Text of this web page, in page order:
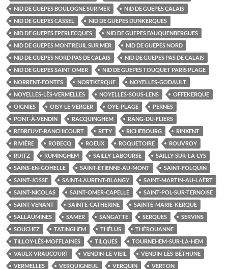
NID DE GUEPES BOULOGNE SUR MER
NID DE GUEPES CALAIS
NID DE GUEPES CASSEL
NID DE GUEPES DUNKERQUES
NID DE GUEPES EPERLECQUES
NID DE GUEPES FAUQUENBERGUES
NID DE GUEPES MONTREUIL SUR MER
NID DE GUEPES NORD
NID DE GUEPES NORD PAS DE CALAIS
NID DE GUEPES PAS DE CALAIS
NID DE GUEPES SAINT OMER
NID DE GUEPES TOUQUET PARIS PLAGE
NORRENT-FONTES
NORTKERQUE
NOYELLES-GODAULT
NOYELLES-LÈS-VERMELLES
NOYELLES-SOUS-LENS
OFFEKERQUE
OIGNIES
OISY-LE-VERGER OYE-PLAGE
PERNES
PONT-À-VENDIN
RACQUINGHEM
RANG-DU-FLIERS
REBREUVE-RANCHICOURT
RETY RICHEBOURG
RINXENT
RIVIÈRE
ROBECQ ROEUX ROQUETOIRE
ROUVROY
RUITZ
RUMINGHEM SAILLY-LABOURSE
SAILLY-SUR-LA-LYS
SAINS-EN-GOHELLE
SAINT-ÉTIENNE-AU-MONT
SAINT-FOLQUIN
SAINT-JOSSE
SAINT-LAURENT-BLANGY
SAINT-MARTIN-AU-LAËRT
SAINT-NICOLAS
SAINT-OMER-CAPELLE
SAINT-POL-SUR-TERNOISE
SAINT-VENANT
SAINTE-CATHERINE
SAINTE-MARIE-KERQUE
SALLAUMINES
SAMER SANGATTE SERQUES
SERVINS
SOUCHEZ
TATINGHEM THÉLUS
THÉROUANNE
TILLOY-LÈS-MOFFLAINES
TILQUES
TOURNEHEM-SUR-LA-HEM
VAULX-VRAUCOURT
VENDIN-LE-VIEIL
VENDIN-LÈS-BÉTHUNE
VERMELLES
VERQUIGNEUL VERQUIN
VERTON